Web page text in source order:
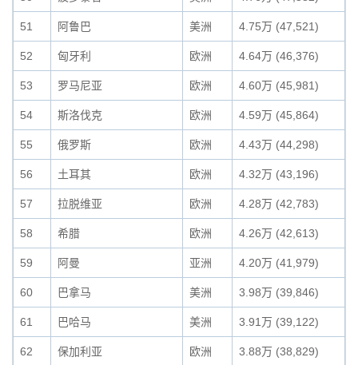
51 阿鲁巴 美洲 4.75万 (47,521)
52 匈牙利 欧洲 4.64万 (46,376)
53 罗马尼亚 欧洲 4.60万 (45,981)
54 斯洛伐克 欧洲 4.59万 (45,864)
55 俄罗斯 欧洲 4.43万 (44,298)
56 土耳其 欧洲 4.32万 (43,196)
57 拉脱维亚 欧洲 4.28万 (42,783)
58 希腊 欧洲 4.26万 (42,613)
59 阿曼 亚洲 4.20万 (41,979)
60 巴拿马 美洲 3.98万 (39,846)
61 巴哈马 美洲 3.91万 (39,122)
62 保加利亚 欧洲 3.88万 (38,829)